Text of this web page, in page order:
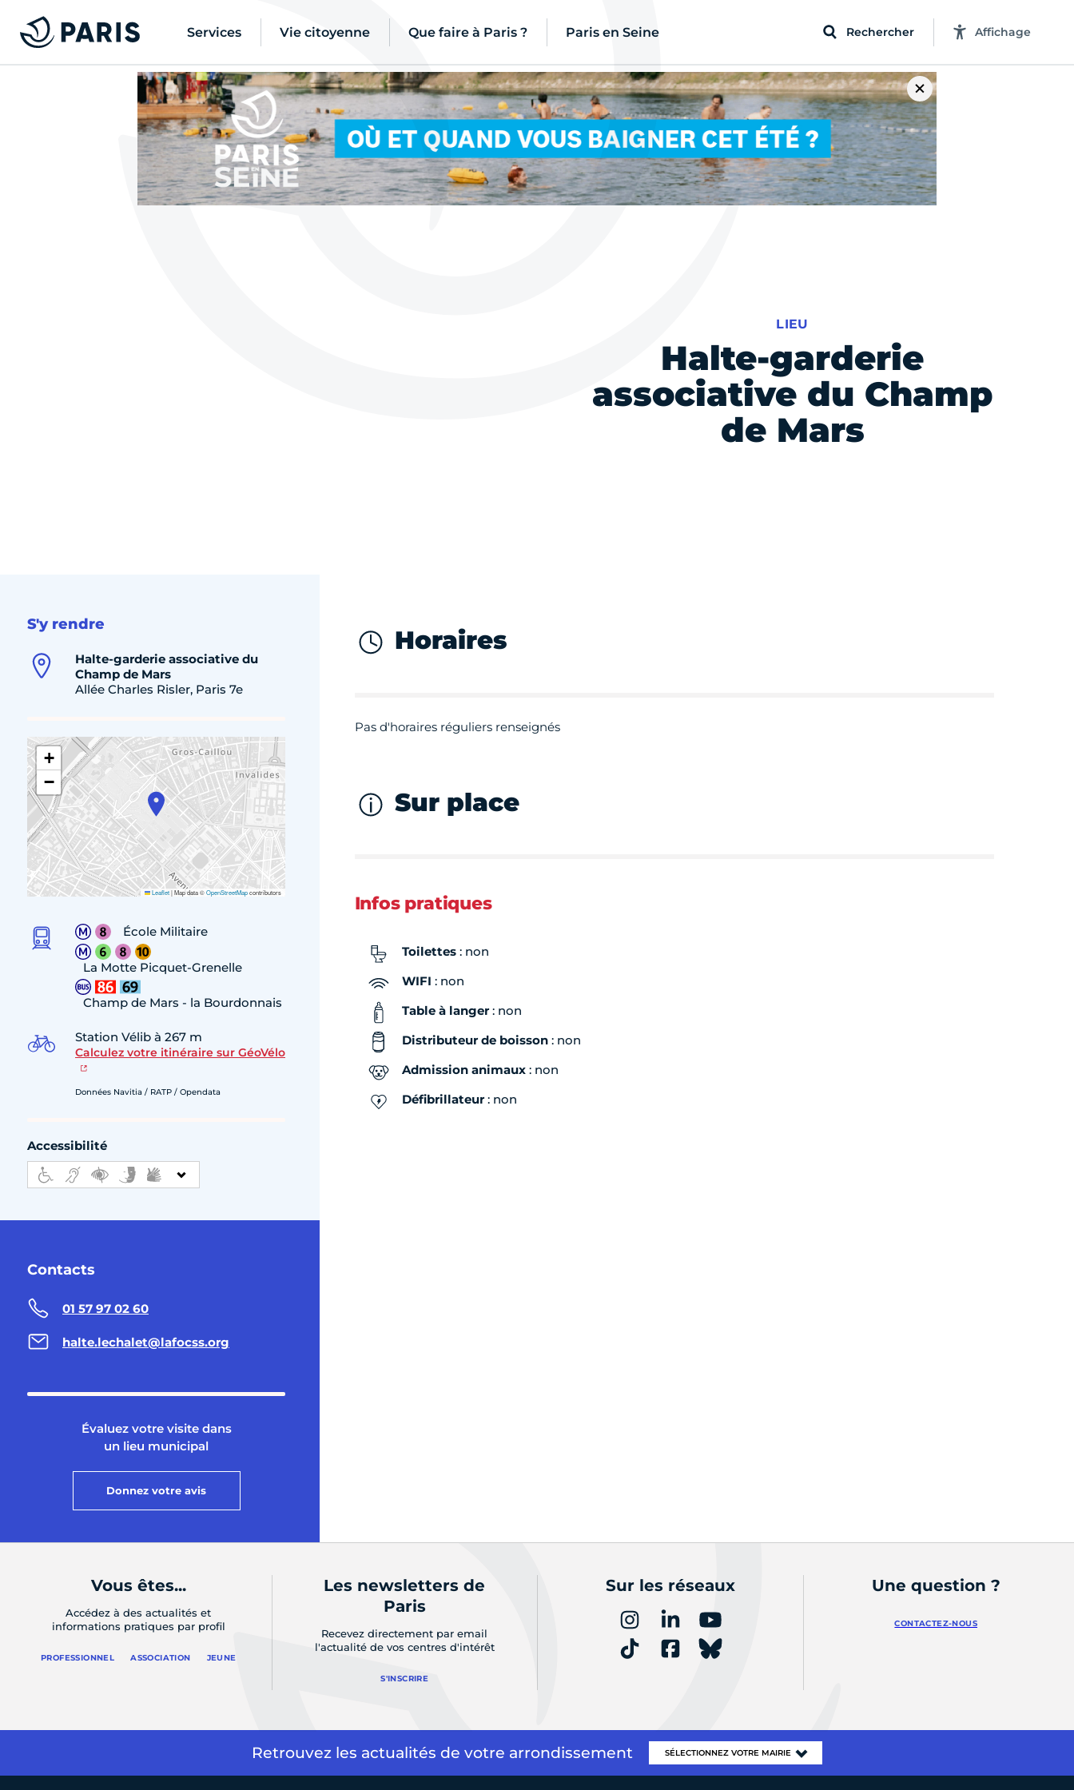
Services Vie citoyenne Que faire à Paris ? Paris en Seine Rechercher Affichage
LIEU
Halte-garderie
associative du Champ
de Mars
S'y rendre
Halte-garderie associative du
Champ de Mars
Allée Charles Risler, Paris 7e
+
−
Leaflet|Map data ©OpenStreetMapcontributors
École Militaire
La Motte Picquet-Grenelle
Champ de Mars - la Bourdonnais
Station Vélib à 267 m
Calculez votre itinéraire sur GéoVélo
Données Navitia / RATP / Opendata
Accessibilité
Contacts
01 57 97 02 60
halte.lechalet@lafocss.org
Évaluez votre visite dans
un lieu municipal
Donnez votre avis
Horaires
Pas d'horaires réguliers renseignés
Sur place
Infos pratiques
Toilettes: non
WIFI : non
Table à langer: non
Distributeur de boisson: non
Admission animaux: non
Défibrillateur: non
Vous êtes...
Accédez à des actualités et
informations pratiques par profil
PROFESSIONNEL ASSOCIATION JEUNE
Les newsletters de
Paris
Recevez directement par email
l'actualité de vos centres d'intérêt
S'INSCRIRE
Sur les réseaux Une question ?
CONTACTEZ-NOUS
Retrouvez les actualités de votre arrondissement